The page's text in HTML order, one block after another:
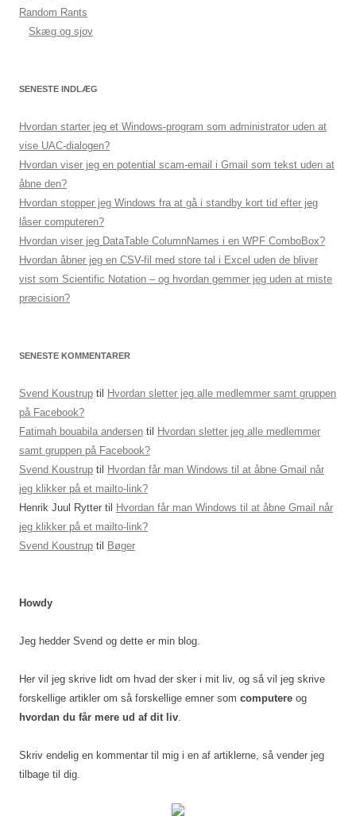
Random Rants
Skæg og sjov
SENESTE INDLÆG
Hvordan starter jeg et Windows-program som administrator uden at
vise UAC-dialogen?
Hvordan viser jeg en potential scam-email i Gmail som tekst uden at
åbne den?
Hvordan stopper jeg Windows fra at gå i standby kort tid efter jeg
låser computeren?
Hvordan viser jeg DataTable ColumnNames i en WPF ComboBox?
Hvordan åbner jeg en CSV-fil med store tal i Excel uden de bliver
vist som Scientific Notation – og hvordan gemmer jeg uden at miste
præcision?
SENESTE KOMMENTARER
Svend Koustrup til
Hvordan sletter jeg alle medlemmer samt gruppen
på Facebook?
Fatimah bouabila andersen til
Hvordan sletter jeg alle medlemmer
samt gruppen på Facebook?
Svend Koustrup til
Hvordan får man Windows til at åbne Gmail når
jeg klikker på et mailto-link?
Henrik Juul Rytter til
Hvordan får man Windows til at åbne Gmail når
jeg klikker på et mailto-link?
Svend Koustrup til Bøger
Howdy
Jeg hedder Svend og dette er min blog.
Her vil jeg skrive lidt om hvad der sker i mit liv, og så vil jeg skrive
forskellige artikler om så forskellige emner som computere og
hvordan du får mere ud af dit liv
Skriv endelig en kommentar til mig i en af artiklerne, så vender jeg
tilbage til dig.